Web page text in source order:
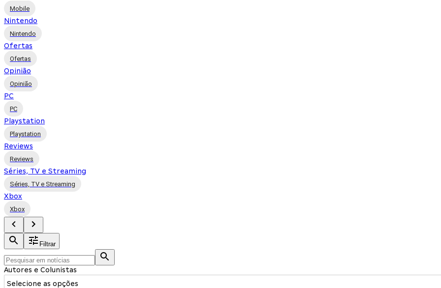
Mobile
Nintendo
Nintendo
Ofertas
Ofertas
Opinião
Opinião
PC
PC
Playstation
Playstation
Reviews
Reviews
Séries, TV e Streaming
Séries, TV e Streaming
Xbox
Xbox
Filtrar
Autores e Colunistas
Selecione as opções